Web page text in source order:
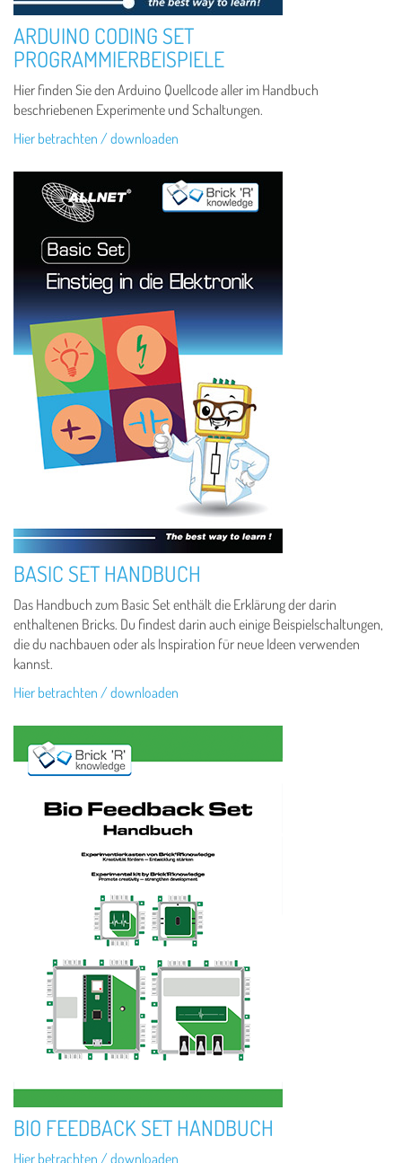
ARDUINO CODING SET
PROGRAMMIERBEISPIELE
Hier finden Sie den Arduino Quellcode aller im Handbuch
beschriebenen Experimente und Schaltungen.
Hier betrachten / downloaden
BASIC SET HANDBUCH
Das Handbuch zum Basic Set enthält die Erklärung der darin
enthaltenen Bricks. Du findest darin auch einige Beispielschaltungen,
die du nachbauen oder als Inspiration für neue Ideen verwenden
kannst.
Hier betrachten / downloaden
BIO FEEDBACK SET HANDBUCH
Hier betrachten / downloaden